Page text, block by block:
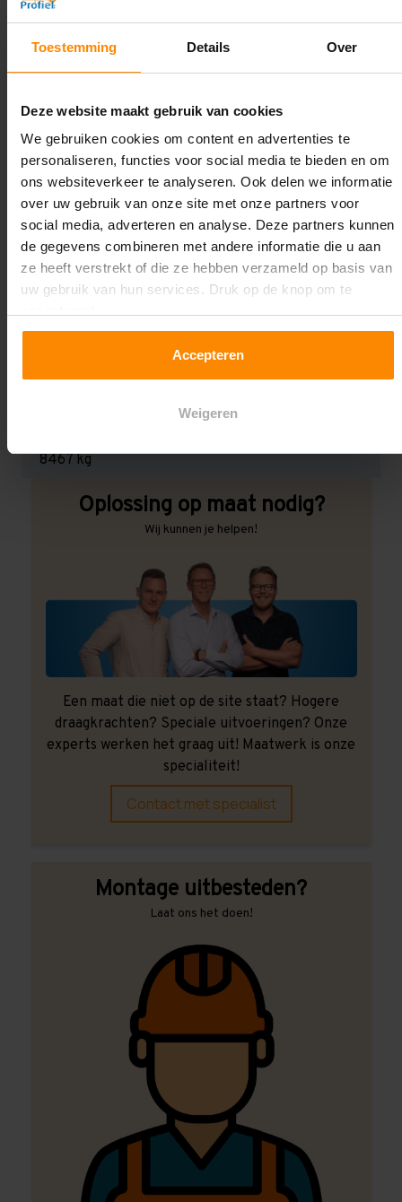
Toestemming Details Over
Deze website maakt gebruik van cookies
We gebruiken cookies om content en advertenties te
personaliseren, functies voor social media te bieden en om
ons websiteverkeer te analyseren. Ook delen we informatie
over uw gebruik van onze site met onze partners voor
social media, adverteren en analyse. Deze partners kunnen
de gegevens combineren met andere informatie die u aan
ze heeft verstrekt of die ze hebben verzameld op basis van
uw gebruik van hun services. Druk op de knop om te
Accepteren
Weigeren
4.500 mm
Diepte:
1.100 mm
Lengte:
30.000 mm
Liggerlengte:
2.700 mm
Aantal niveaus:
5
Kleur staanders:
Galva
Draagkracht per liggerniveau:
8467 kg
Oplossing op maat nodig?
Wij kunnen je helpen!
Een maat die niet op de site staat? Hogere
draagkrachten? Speciale uitvoeringen? Onze
experts werken het graag uit! Maatwerk is onze
specialiteit!
Contact met specialist
Montage uitbesteden?
Laat ons het doen!